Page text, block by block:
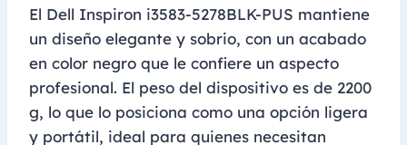
El Dell Inspiron i3583-5278BLK-PUS mantiene
un diseño elegante y sobrio, con un acabado
en color negro que le confiere un aspecto
profesional. El peso del dispositivo es de 2200
g, lo que lo posiciona como una opción ligera
y portátil, ideal para quienes necesitan